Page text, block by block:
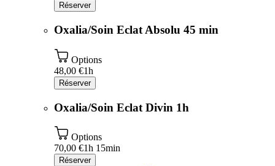
Réserver
Oxalia/Soin Eclat Absolu 45 min
Options
48,00 €1h
Réserver
Oxalia/Soin Eclat Divin 1h
Options
70,00 €1h 15min
Réserver